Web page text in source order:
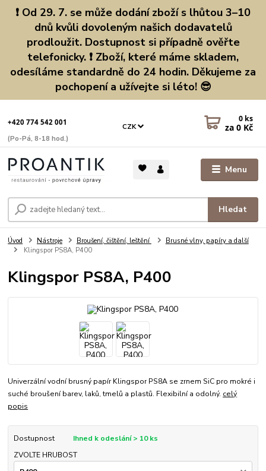
❗ Od 29. 7. se může dodání zboží s lhůtou 3–10
dnů kvůli dovoleným našich dodavatelů
prodloužit. Dostupnost si případně ověřte
telefonicky. ❗ Zboží, které máme skladem,
odesíláme standardně do 24 hodin. Děkujeme za
pochopení a užívejte si léto! 😎
Menu
CZK
Hledat
+420 774 542 001
(Po-Pá, 8-18 hod.)
0 ks
za 0 Kč
Úvod Nástroje Broušení, čištění, leštění
Brusné vlny, papíry a další
Klingspor PS8A, P400
Klingspor PS8A, P400
Univerzální vodní brusný papír Klingspor PS8A se zrnem SiC pro mokré i
suché broušení barev, laků, tmelů a plastů. Flexibilní a odolný. celý
popis
Dostupnost
Ihned k odeslání > 10 ks
ZVOLTE HRUBOST